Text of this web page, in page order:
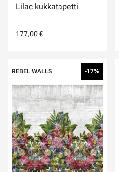
Lilac kukkatapetti
177,00 €
REBEL WALLS -17%